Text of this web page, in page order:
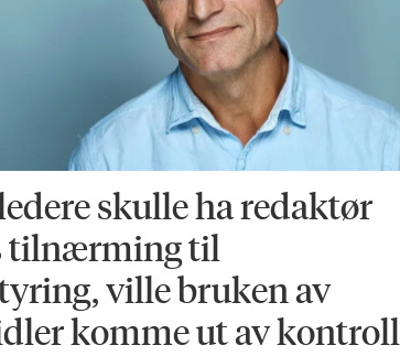
skulle ha redaktør
tilnærming til
ville bruken av
komme ut av kontroll